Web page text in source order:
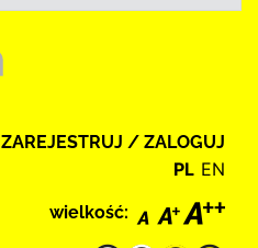
ZAREJESTRUJ / ZALOGUJ
PL EN
wielkość: